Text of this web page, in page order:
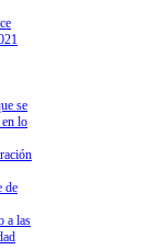
se
lo
de
a las